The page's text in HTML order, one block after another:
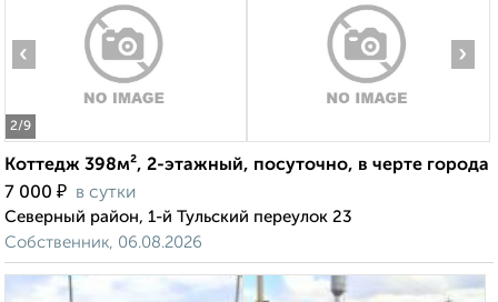
2/9
‹ ›
Коттедж 398м², 2-этажный, посуточно, в черте города
7 000 ₽ в сутки
Северный район, 1-й Тульский переулок 23
Собственник, 06.08.2026